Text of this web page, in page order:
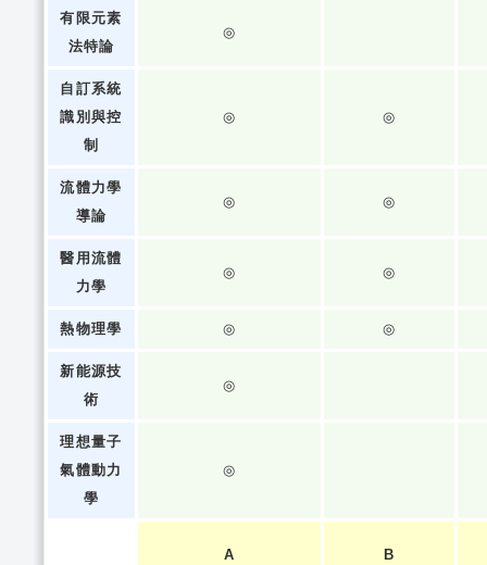
有限元素
法特論
◎
自訂系統
識別與控
制
◎ ◎
流體力學
導論
◎ ◎
醫用流體
力學
◎ ◎
熱物理學 ◎ ◎
新能源技
術
◎
理想量子
氣體動力
學
◎
A B